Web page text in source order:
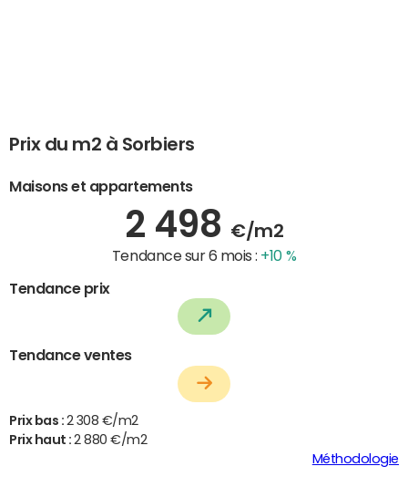
Prix du m2 à Sorbiers
Maisons et appartements
2 498 €/m2
Tendance sur 6 mois : +10 %
Tendance prix
Tendance ventes
Prix bas : 2 308 €/m2
Prix haut :2 880 €/m2
Méthodologie